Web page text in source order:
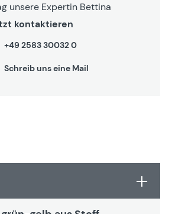
unsere Expertin Bettina
kontaktieren
+49 2583 30032 0
Schreib uns eine Mail